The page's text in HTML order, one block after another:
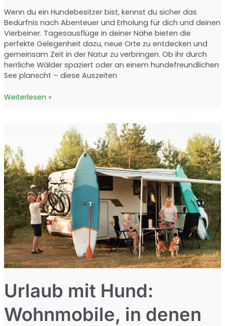
Wenn du ein Hundebesitzer bist, kennst du sicher das
Bedürfnis nach Abenteuer und Erholung für dich und deinen
Vierbeiner. Tagesausflüge in deiner Nähe bieten die
perfekte Gelegenheit dazu, neue Orte zu entdecken und
gemeinsam Zeit in der Natur zu verbringen. Ob ihr durch
herrliche Wälder spaziert oder an einem hundefreundlichen
See planscht – diese Auszeiten
Tolle
Ihrer
Nähe
Weiterlesen »
Urlaub mit Hund:
Wohnmobile, in denen